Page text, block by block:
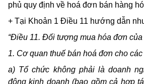
phủ quy định về hoá đơn bán hàng
+ Tại Khoản 1 Điều 11 hướng dẫn
“Điều 11. Đối tượng mua hóa đơn
1. Cơ quan thuế bán hoá đơn cho
a) Tổ chức không phải là doanh
động kinh doanh (bao gồm cả hợp